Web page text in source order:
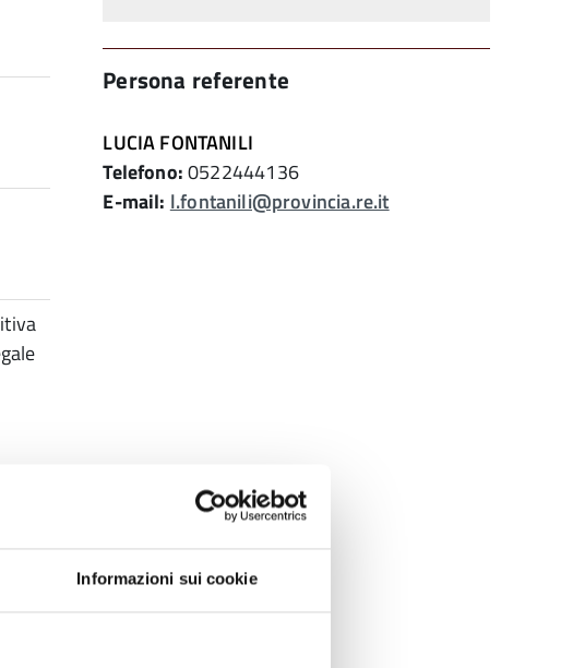
Informazioni sui cookie
Persona referente
LUCIA FONTANILI
Telefono:0522444136
E-mail: l.fontanili@provincia.re.it